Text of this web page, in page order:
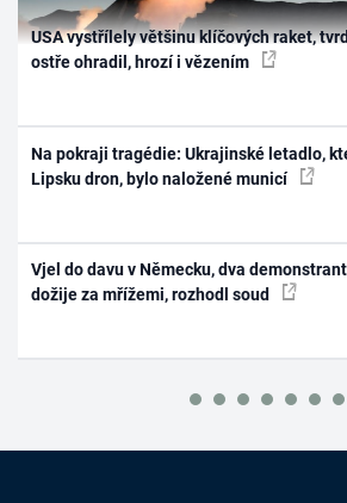
USA vystřílely většinu klíčových raket,
ostře ohradil, hrozí i vězením
Na pokraji tragédie: Ukrajinské letadlo,
Lipsku dron, bylo naložené municí
Vjel do davu v Německu, dva
dožije za mřížemi, rozhodl soud